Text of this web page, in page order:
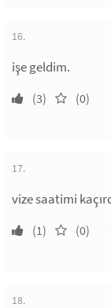
16.
işe geldim.
(3) (0)
17.
vize saatimi
(1) (0)
18.